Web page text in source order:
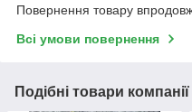
Повернення товару
Всі умови повернення
Подібні товари компанії